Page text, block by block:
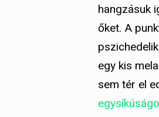
hangzásuk
őket. A
egy kis
sem tér el